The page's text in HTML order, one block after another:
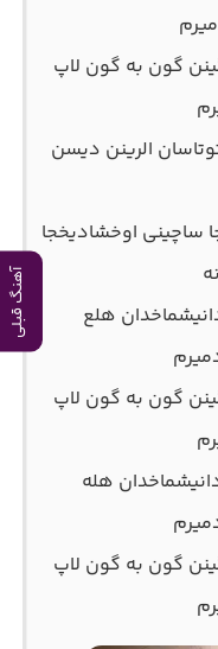
آهنگ قبلی
گون به گون لاپ
الرینن دیسن
ساچینی اوخشادیخجا
هلع
گون به گون لاپ
هله
گون به گون لاپ